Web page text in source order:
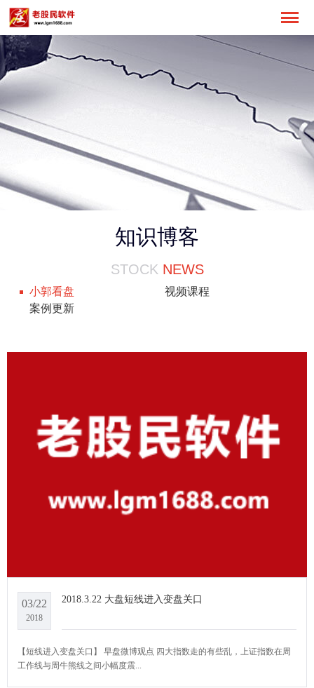
知识博客
STOCK NEWS
小郭看盘
视频课程
案例更新
03/22
2018
2018.3.22 大盘短线进入变盘关口
【短线进入变盘关口】 早盘微博观点 ​四大指数走的有些乱，上证指数在周
工作线与周牛熊线之间小幅度震...